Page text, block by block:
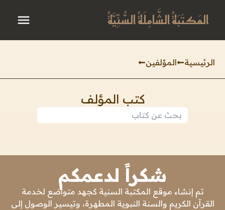
المَكتَبَةُ الشَّامِلَةُ السُّنِّيَّةُ
الرئيسية المؤلفين
كتب المؤلف
شكراً لدعمكم
تم إنشاء موقع المكتبة السنية كجهد متواضع لخدمة
القرآن الكريم والسنة النبوية المطهرة، وتيسير الوصول إلى